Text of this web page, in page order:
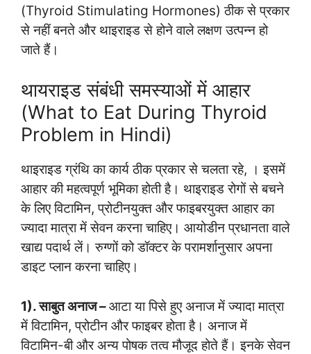
(Thyroid Stimulating Hormones) ठीक से प्रकार
से नहीं बनते और थाइराइड से होने वाले लक्षण उत्पन्न हो
जाते हैं।
थायराइड संबंधी समस्याओं में आहार
(What to Eat During Thyroid
Problem in Hindi)
थाइराइड ग्रंथि का कार्य ठीक प्रकार से चलता रहे, । इसमें
आहार की महत्वपूर्ण भूमिका होती है। थाइराइड रोगों से बचने
के लिए विटामिन, प्रोटीनयुक्त और फाइबरयुक्त आहार का
ज्यादा मात्रा में सेवन करना चाहिए। आयोडीन प्रधानता वाले
खाद्य पदार्थ लें। रुग्णों को डॉक्टर के परामर्शानुसार अपना
डाइट प्लान करना चाहिए।
1). साबुत अनाज –आटा या पिसे हुए अनाज में ज्यादा मात्रा
में विटामिन, प्रोटीन और फाइबर होता है। अनाज में
विटामिन-बी और अन्य पोषक तत्व मौजूद होते हैं। इनके सेवन